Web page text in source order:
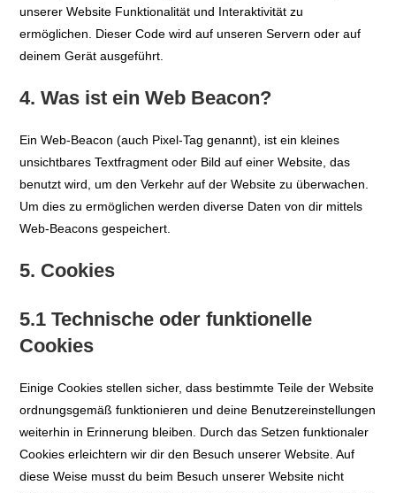
unserer Website Funktionalität und Interaktivität zu
ermöglichen. Dieser Code wird auf unseren Servern oder auf
deinem Gerät ausgeführt.
4. Was ist ein Web Beacon?
Ein Web-Beacon (auch Pixel-Tag genannt), ist ein kleines
unsichtbares Textfragment oder Bild auf einer Website, das
benutzt wird, um den Verkehr auf der Website zu überwachen.
Um dies zu ermöglichen werden diverse Daten von dir mittels
Web-Beacons gespeichert.
5. Cookies
5.1 Technische oder funktionelle
Cookies
Einige Cookies stellen sicher, dass bestimmte Teile der Website
ordnungsgemäß funktionieren und deine Benutzereinstellungen
weiterhin in Erinnerung bleiben. Durch das Setzen funktionaler
Cookies erleichtern wir dir den Besuch unserer Website. Auf
diese Weise musst du beim Besuch unserer Website nicht